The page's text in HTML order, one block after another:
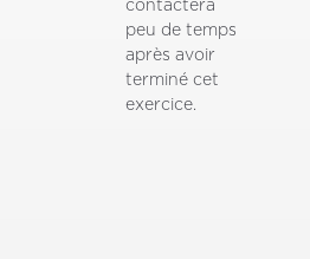
contactera
peu de temps
après avoir
terminé cet
exercice.